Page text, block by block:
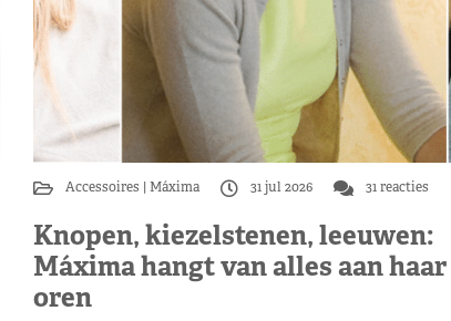
Accessoires Máxima 31 jul 2026 31 reacties
Knopen, kiezelstenen, leeuwen:
Máxima hangt van alles aan haar
oren